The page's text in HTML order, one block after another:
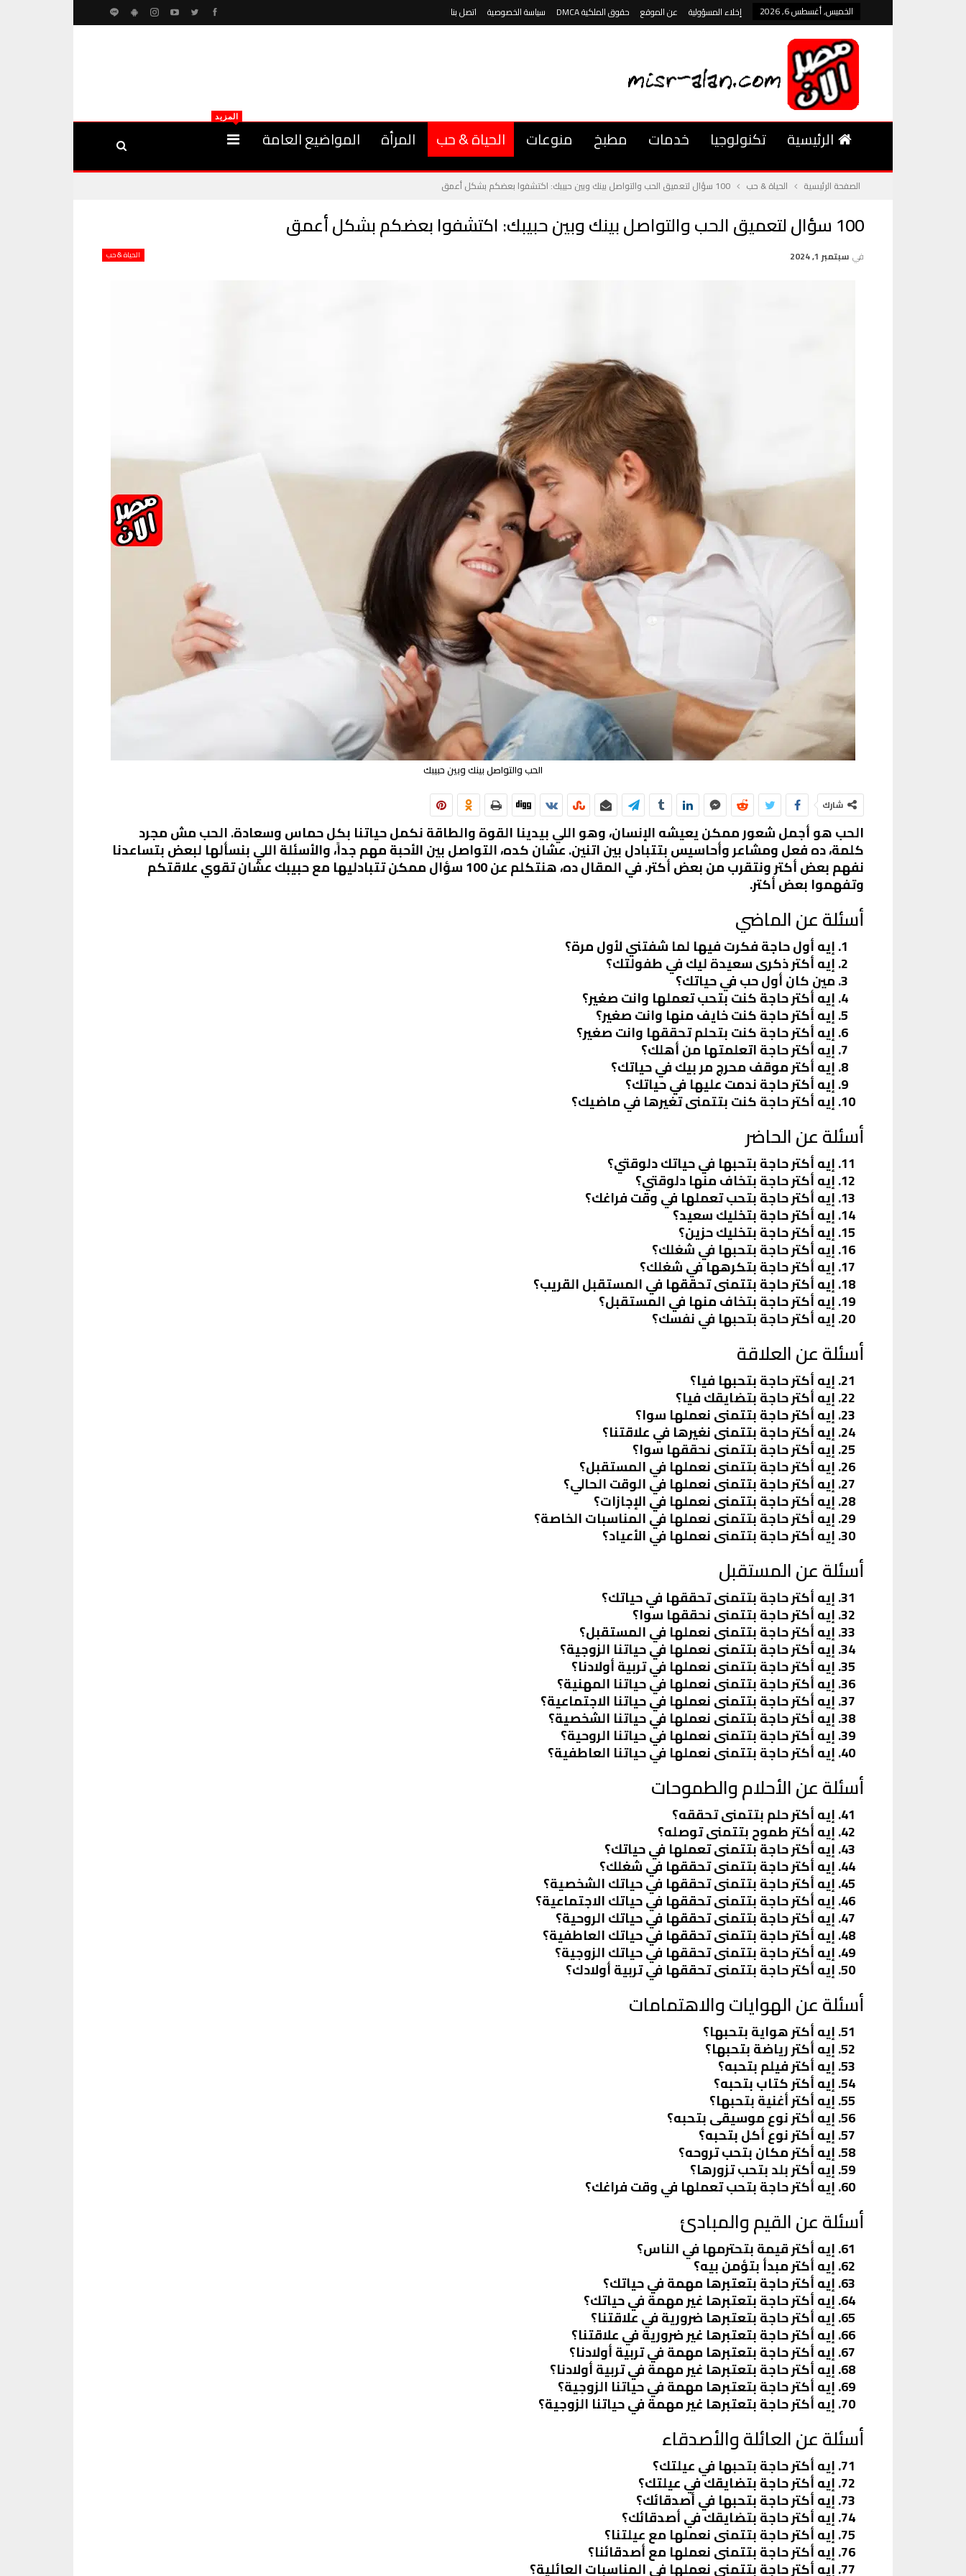
الخميس, أغسطس 6, 2026 إخلاء المسؤولية عن الموقع حقوق الملكية DMCA سياسة الخصوصية اتصل بنا
الرئيسية تكنولوجيا خدمات مطبخ منوعات الحياة & حب المرأة المواضيع العامة
المزيد
الصفحة الرئيسية الحياة & حب 100 سؤال لتعميق الحب والتواصل بينك وبين حبيبك: اكتشفوا بعضكم بشكل أعمق
100 سؤال لتعميق الحب والتواصل بينك وبين حبيبك: اكتشفوا بعضكم بشكل أعمق
الحياة & حب في سبتمبر 1, 2024
الحب والتواصل بينك وبين حبيبك
شارك
الحب هو أجمل شعور ممكن يعيشه الإنسان، وهو اللي بيدينا القوة والطاقة نكمل حياتنا بكل حماس وسعادة. الحب مش مجرد
كلمة، ده فعل ومشاعر وأحاسيس بتتبادل بين اتنين. عشان كده، التواصل بين الأحبة مهم جداً، والأسئلة اللي بنسألها لبعض بتساعدنا
نفهم بعض أكتر ونتقرب من بعض أكتر. في المقال ده، هنتكلم عن 100 سؤال ممكن تتبادليها مع حبيبك عشان تقوي علاقتكم
وتفهموا بعض أكتر.
أسئلة عن الماضي
إيه أول حاجة فكرت فيها لما شفتني لأول مرة؟
إيه أكتر ذكرى سعيدة ليك في طفولتك؟
مين كان أول حب في حياتك؟
إيه أكتر حاجة كنت بتحب تعملها وانت صغير؟
إيه أكتر حاجة كنت خايف منها وانت صغير؟
إيه أكتر حاجة كنت بتحلم تحققها وانت صغير؟
إيه أكتر حاجة اتعلمتها من أهلك؟
إيه أكتر موقف محرج مر بيك في حياتك؟
إيه أكتر حاجة ندمت عليها في حياتك؟
إيه أكتر حاجة كنت بتتمنى تغيرها في ماضيك؟
أسئلة عن الحاضر
إيه أكتر حاجة بتحبها في حياتك دلوقتي؟
إيه أكتر حاجة بتخاف منها دلوقتي؟
إيه أكتر حاجة بتحب تعملها في وقت فراغك؟
إيه أكتر حاجة بتخليك سعيد؟
إيه أكتر حاجة بتخليك حزين؟
إيه أكتر حاجة بتحبها في شغلك؟
إيه أكتر حاجة بتكرهها في شغلك؟
إيه أكتر حاجة بتتمنى تحققها في المستقبل القريب؟
إيه أكتر حاجة بتخاف منها في المستقبل؟
إيه أكتر حاجة بتحبها في نفسك؟
أسئلة عن العلاقة
إيه أكتر حاجة بتحبها فيا؟
إيه أكتر حاجة بتضايقك فيا؟
إيه أكتر حاجة بتتمنى نعملها سوا؟
إيه أكتر حاجة بتتمنى نغيرها في علاقتنا؟
إيه أكتر حاجة بتتمنى نحققها سوا؟
إيه أكتر حاجة بتتمنى نعملها في المستقبل؟
إيه أكتر حاجة بتتمنى نعملها في الوقت الحالي؟
إيه أكتر حاجة بتتمنى نعملها في الإجازات؟
إيه أكتر حاجة بتتمنى نعملها في المناسبات الخاصة؟
إيه أكتر حاجة بتتمنى نعملها في الأعياد؟
أسئلة عن المستقبل
إيه أكتر حاجة بتتمنى تحققها في حياتك؟
إيه أكتر حاجة بتتمنى نحققها سوا؟
إيه أكتر حاجة بتتمنى نعملها في المستقبل؟
إيه أكتر حاجة بتتمنى نعملها في حياتنا الزوجية؟
إيه أكتر حاجة بتتمنى نعملها في تربية أولادنا؟
إيه أكتر حاجة بتتمنى نعملها في حياتنا المهنية؟
إيه أكتر حاجة بتتمنى نعملها في حياتنا الاجتماعية؟
إيه أكتر حاجة بتتمنى نعملها في حياتنا الشخصية؟
إيه أكتر حاجة بتتمنى نعملها في حياتنا الروحية؟
إيه أكتر حاجة بتتمنى نعملها في حياتنا العاطفية؟
أسئلة عن الأحلام والطموحات
إيه أكتر حلم بتتمنى تحققه؟
إيه أكتر طموح بتتمنى توصله؟
إيه أكتر حاجة بتتمنى تعملها في حياتك؟
إيه أكتر حاجة بتتمنى تحققها في شغلك؟
إيه أكتر حاجة بتتمنى تحققها في حياتك الشخصية؟
إيه أكتر حاجة بتتمنى تحققها في حياتك الاجتماعية؟
إيه أكتر حاجة بتتمنى تحققها في حياتك الروحية؟
إيه أكتر حاجة بتتمنى تحققها في حياتك العاطفية؟
إيه أكتر حاجة بتتمنى تحققها في حياتك الزوجية؟
إيه أكتر حاجة بتتمنى تحققها في تربية أولادك؟
أسئلة عن الهوايات والاهتمامات
إيه أكتر هواية بتحبها؟
إيه أكتر رياضة بتحبها؟
إيه أكتر فيلم بتحبه؟
إيه أكتر كتاب بتحبه؟
إيه أكتر أغنية بتحبها؟
إيه أكتر نوع موسيقى بتحبه؟
إيه أكتر نوع أكل بتحبه؟
إيه أكتر مكان بتحب تروحه؟
إيه أكتر بلد بتحب تزورها؟
إيه أكتر حاجة بتحب تعملها في وقت فراغك؟
أسئلة عن القيم والمبادئ
إيه أكتر قيمة بتحترمها في الناس؟
إيه أكتر مبدأ بتؤمن بيه؟
إيه أكتر حاجة بتعتبرها مهمة في حياتك؟
إيه أكتر حاجة بتعتبرها غير مهمة في حياتك؟
إيه أكتر حاجة بتعتبرها ضرورية في علاقتنا؟
إيه أكتر حاجة بتعتبرها غير ضرورية في علاقتنا؟
إيه أكتر حاجة بتعتبرها مهمة في تربية أولادنا؟
إيه أكتر حاجة بتعتبرها غير مهمة في تربية أولادنا؟
إيه أكتر حاجة بتعتبرها مهمة في حياتنا الزوجية؟
إيه أكتر حاجة بتعتبرها غير مهمة في حياتنا الزوجية؟
أسئلة عن العائلة والأصدقاء
إيه أكتر حاجة بتحبها في عيلتك؟
إيه أكتر حاجة بتضايقك في عيلتك؟
إيه أكتر حاجة بتحبها في أصدقائك؟
إيه أكتر حاجة بتضايقك في أصدقائك؟
إيه أكتر حاجة بتتمنى نعملها مع عيلتنا؟
إيه أكتر حاجة بتتمنى نعملها مع أصدقائنا؟
إيه أكتر حاجة بتتمنى نعملها في المناسبات العائلية؟